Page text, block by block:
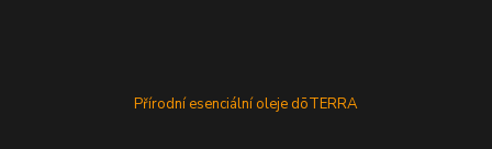
Přírodní esenciální oleje dōTERRA